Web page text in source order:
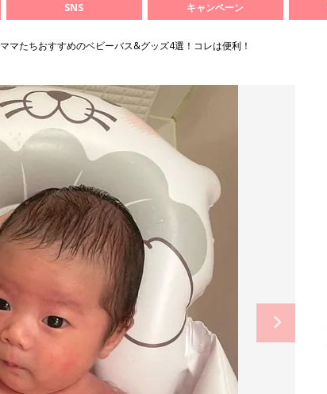
SNS キャンペーン
ママたちおすすめのベビーバス&グッズ4選！コレは便利！